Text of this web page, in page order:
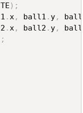
) ;
.x, ball1 . y,
.x, ball2 . y,
;